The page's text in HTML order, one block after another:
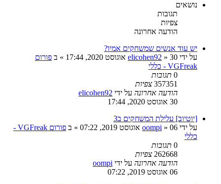
נושאים
תגובות
צפיות
הודעה אחרונה
יש עוד אנשים שמשחקים אמיו?
על ידי
elicohen92 » 30 אוגוסט 2020, 17:44 » ב פורום
VGFreak - כללי
0 תגובות
357351 צפיות
הודעה אחרונה על ידי elicohen92
30 אוגוסט 2020, 17:44
[יוטיוב] עלילת המשחקים ב3
על ידי
oompi » 06 אוגוסט 2019, 07:22 » ב
פורום VGFreak -
כללי
0 תגובות
262668 צפיות
הודעה אחרונה על ידי oompi
06 אוגוסט 2019, 07:22